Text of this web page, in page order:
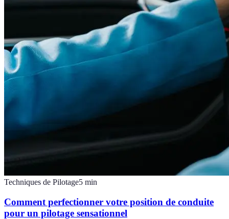
Techniques de Pilotage5 min
Comment perfectionner votre position de conduite
pour un pilotage sensationnel